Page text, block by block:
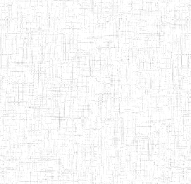
12/06/2001 ENIEG
01/08/2001 ENIEG
01/08/2012 ENIET